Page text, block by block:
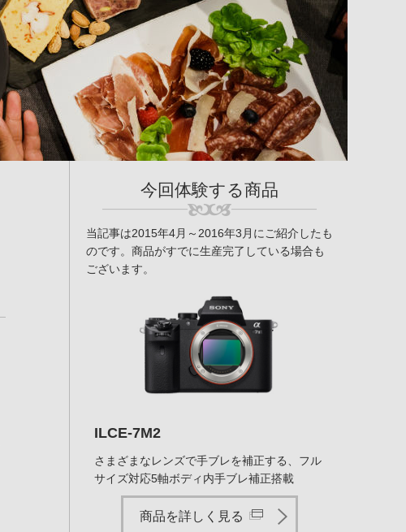
今回体験する商品
当記事は2015年4月～2016年3月にご紹介したも
のです。商品がすでに生産完了している場合も
ございます。
ILCE-7M2
さまざまなレンズで手ブレを補正する、フル
サイズ対応5軸ボディ内手ブレ補正搭載
商品を詳しく見る